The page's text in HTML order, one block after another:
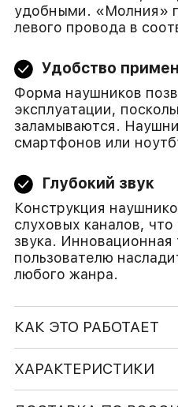
удобными. «Молния»
левого провода в
Удобство
Форма наушников
эксплуатации,
заламываются.
смартфонов или
Глубокий звук
Конструкция
слуховых каналов,
звука. Инновационная
пользователю
любого жанра.
КАК ЭТО РАБОТАЕТ
ХАРАКТЕРИСТИКИ